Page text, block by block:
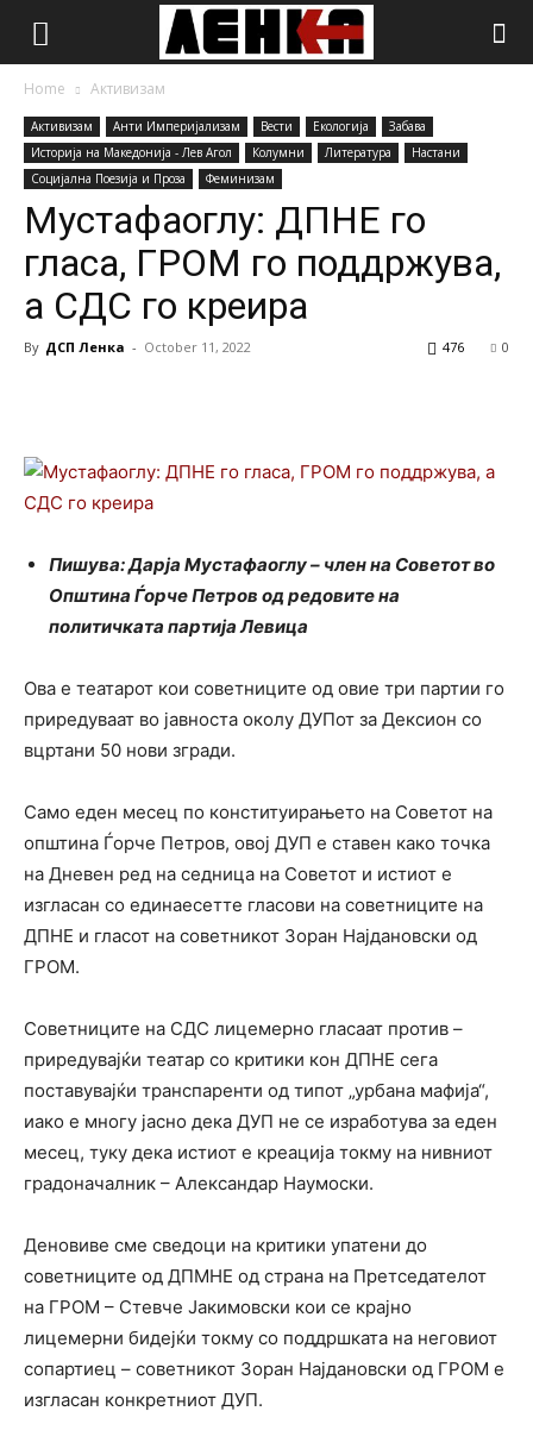
Home Активизам
Активизам Анти Империјализам Вести Екологија
Забава
Историја на Македонија - Лев Агол
Колумни Литература
Настани
Социјална Поезија и Проза
Феминизам
Мустафаоглу: ДПНЕ го
гласа, ГРОМ го поддржува,
а СДС го креира
By ДСП Ленка - October 11, 2022 0
476
Пишува: Дарја Мустафаоглу – член на Советот во
Општина Ѓорче Петров од редовите на
политичката партија Левица
Ова е театарот кои советниците од овие три партии го
приредуваат во јавноста околу ДУПот за Дексион со
вцртани 50 нови згради.
Само еден месец по конституирањето на Советот на
општина Ѓорче Петров, овој ДУП е ставен како точка
на Дневен ред на седница на Советот и истиот е
изгласан со единаесетте гласови на советниците на
ДПНЕ и гласот на советникот Зоран Најдановски од
ГРОМ.
Советниците на СДС лицемерно гласаат против –
приредувајќи театар со критики кон ДПНЕ сега
поставувајќи транспаренти од типот „урбана мафија“,
иако е многу јасно дека ДУП не се изработува за еден
месец, туку дека истиот е креација токму на нивниот
градоначалник – Александар Наумоски.
Деновиве сме сведоци на критики упатени до
советниците од ДПМНЕ од страна на Претседателот
на ГРОМ – Стевче Јакимовски кои се крајно
лицемерни бидејќи токму со поддршката на неговиот
сопартиец – советникот Зоран Најдановски од ГРОМ е
изгласан конкретниот ДУП.